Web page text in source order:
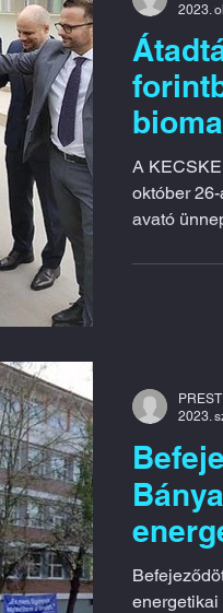
A KECSKEMÉTI
október 26-án,
avató
2023.
Befejeződött a kecskeméti Bányai Júlia
energetikai
2023.